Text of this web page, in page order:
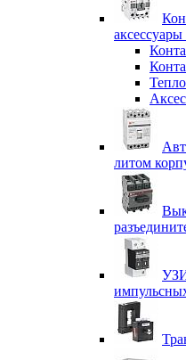
литом